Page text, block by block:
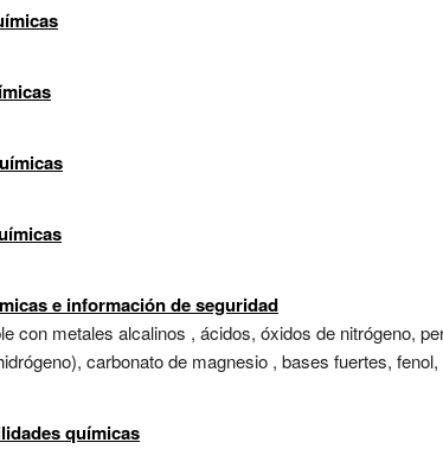
e información de seguridad
con metales alcalinos , ácidos, óxidos de nitrógeno,
carbonato de magnesio , bases fuertes,
químicas